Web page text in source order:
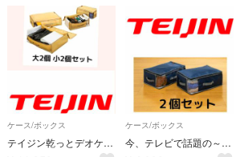
ケース/ボックス
テイジン乾っとデオケースlight [大]X2個[小]X2個セット ベージュ色
ケース/ボックス
今、テレビで話題の～テイジン 乾っとデオケース light 【小】2個セット